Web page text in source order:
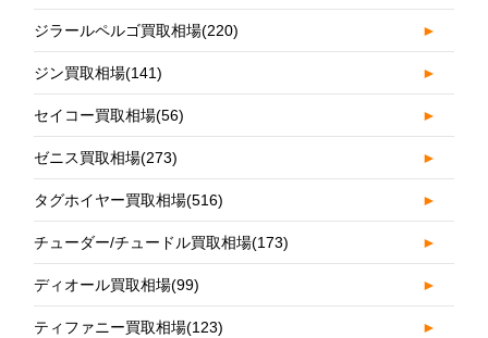
ジラールペルゴ買取相場(220) ►
ジン買取相場(141) ►
セイコー買取相場(56) ►
ゼニス買取相場(273) ►
タグホイヤー買取相場(516) ►
チューダー/チュードル買取相場(173) ►
ディオール買取相場(99) ►
ティファニー買取相場(123) ►